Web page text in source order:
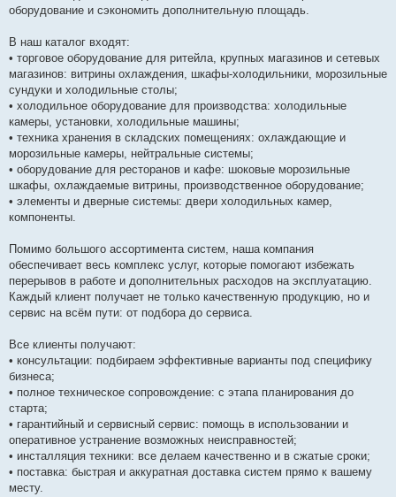
оборудование и сэкономить дополнительную площадь.
В наш каталог входят:
• торговое оборудование для ритейла, крупных магазинов и сетевых
магазинов: витрины охлаждения, шкафы-холодильники, морозильные
сундуки и холодильные столы;
• холодильное оборудование для производства: холодильные
камеры, установки, холодильные машины;
• техника хранения в складских помещениях: охлаждающие и
морозильные камеры, нейтральные системы;
• оборудование для ресторанов и кафе: шоковые морозильные
шкафы, охлаждаемые витрины, производственное оборудование;
• элементы и дверные системы: двери холодильных камер,
компоненты.
Помимо большого ассортимента систем, наша компания
обеспечивает весь комплекс услуг, которые помогают избежать
перерывов в работе и дополнительных расходов на эксплуатацию.
Каждый клиент получает не только качественную продукцию, но и
сервис на всём пути: от подбора до сервиса.
Все клиенты получают:
• консультации: подбираем эффективные варианты под специфику
бизнеса;
• полное техническое сопровождение: с этапа планирования до
старта;
• гарантийный и сервисный сервис: помощь в использовании и
оперативное устранение возможных неисправностей;
• инсталляция техники: все делаем качественно и в сжатые сроки;
• поставка: быстрая и аккуратная доставка систем прямо к вашему
месту.